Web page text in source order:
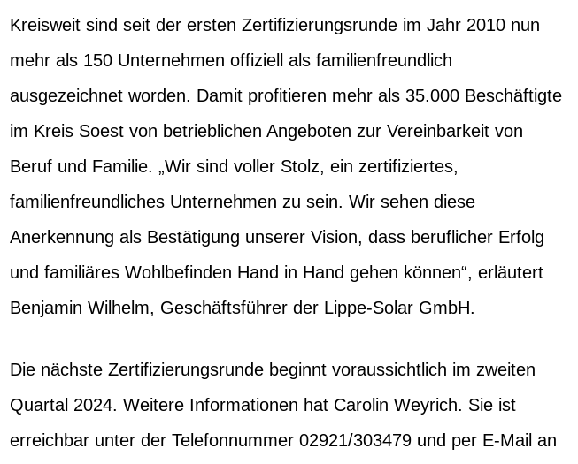
Kreisweit sind seit der ersten Zertifizierungsrunde im Jahr 2010 nun
mehr als 150 Unternehmen offiziell als familienfreundlich
ausgezeichnet worden. Damit profitieren mehr als 35.000 Beschäftigte
im Kreis Soest von betrieblichen Angeboten zur Vereinbarkeit von
Beruf und Familie. „Wir sind voller Stolz, ein zertifiziertes,
familienfreundliches Unternehmen zu sein. Wir sehen diese
Anerkennung als Bestätigung unserer Vision, dass beruflicher Erfolg
und familiäres Wohlbefinden Hand in Hand gehen können“, erläutert
Benjamin Wilhelm, Geschäftsführer der Lippe-Solar GmbH.
Die nächste Zertifizierungsrunde beginnt voraussichtlich im zweiten
Quartal 2024. Weitere Informationen hat Carolin Weyrich. Sie ist
erreichbar unter der Telefonnummer 02921/303479 und per E-Mail an